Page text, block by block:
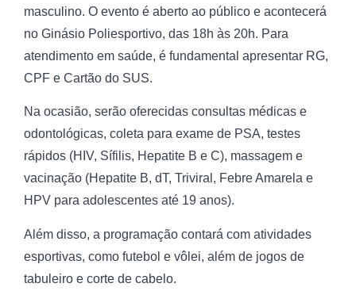
masculino. O evento é aberto ao público e acontecerá
no Ginásio Poliesportivo, das 18h às 20h. Para
atendimento em saúde, é fundamental apresentar RG,
CPF e Cartão do SUS.
Na ocasião, serão oferecidas consultas médicas e
odontológicas, coleta para exame de PSA, testes
rápidos (HIV, Sífilis, Hepatite B e C), massagem e
vacinação (Hepatite B, dT, Triviral, Febre Amarela e
HPV para adolescentes até 19 anos).
Além disso, a programação contará com atividades
esportivas, como futebol e vôlei, além de jogos de
tabuleiro e corte de cabelo.